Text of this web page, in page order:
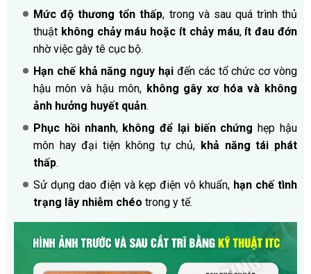
Mức độ thương tổn thấp, trong và sau quá trình thủ
thuật không chảy máu hoặc ít chảy máu, ít đau đớn
nhờ việc gây tê cục bộ.
Hạn chế khả năng nguy hại đến các tổ chức cơ vòng
hậu môn và hậu môn, không gây xơ hóa và không
ảnh hưởng huyết quản.
Phục hồi nhanh, không để lại biến chứng hẹp hậu
môn hay đại tiện không tự chủ, khả năng tái phát
thấp.
Sử dụng dao điện và kẹp điện vô khuẩn, hạn chế tình
trạng lây nhiễm chéo trong y tế.